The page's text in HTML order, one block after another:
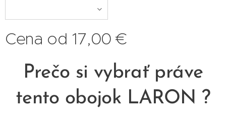
Cena od 17,00 €
Prečo si vybrať práve
tento obojok LARON ?